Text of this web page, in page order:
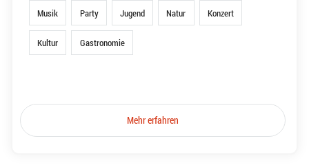
Musik Party Jugend Natur Konzert
Kultur Gastronomie
Mehr erfahren